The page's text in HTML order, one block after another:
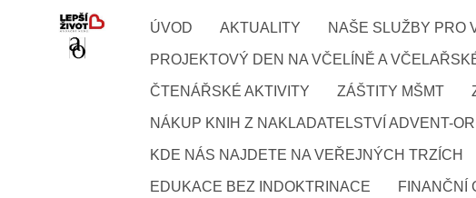
ÚVOD AKTUALITY NAŠE SLUŽBY PRO
PROJEKTOVÝ DEN NA VČELÍNĚ A
ČTENÁŘSKÉ AKTIVITY ZÁŠTITY MŠMT
NÁKUP KNIH Z NAKLADATELSTVÍ ADVENT-
KDE NÁS NAJDETE NA VEŘEJNÝCH TRZÍCH
EDUKACE BEZ INDOKTRINACE FINANČNÍ